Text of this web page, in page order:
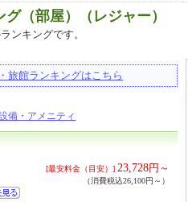
（部屋）（レジャー）
ンキングです。
旅館ランキングはこちら
備・アメニティ
[最安料金（目安）] 23,728円～
（消費税込26,100円～）